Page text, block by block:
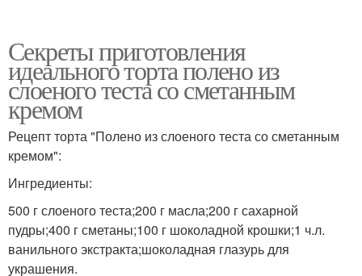
Секреты приготовления
идеального торта полено из
слоеного теста со сметанным
кремом
Рецепт торта "Полено из слоеного теста со сметанным
кремом":
Ингредиенты:
500 г слоеного теста;200 г масла;200 г сахарной
пудры;400 г сметаны;100 г шоколадной крошки;1 ч.л.
ванильного экстракта;шоколадная глазурь для
украшения.